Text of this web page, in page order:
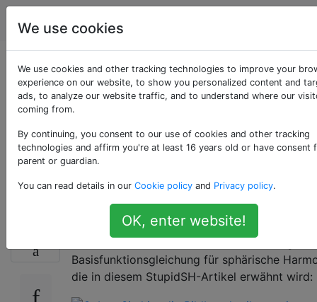
Computergrafik
Legendre-
Polynomgleichung in
sphärischen
Harmonischen
Ich habe kürzlich angefangen, über
Harmonische zu lesen. Ich habe eine Frage
Basisfunktionsgleichung für sphärische
die in diesem StupidSH-Artikel erwähnt wird:
We use cookies
We use cookies and other tracking technologies to improve your
experience on our website, to show you personalized content and
ads, to analyze our website traffic, and to understand where our
coming from.
By continuing, you consent to our use of cookies and other tracking
technologies and affirm you're at least 16 years old or have consent
parent or guardian.
You can read details in our Cookie policy and Privacy policy.
OK, enter website!